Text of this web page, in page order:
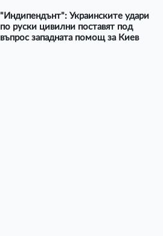
"Индипендънт": Украинските удари
по руски цивилни поставят под
въпрос западната помощ за Киев